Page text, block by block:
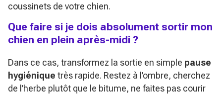
coussinets de votre chien.
Que faire si je dois absolument sortir mon
chien en plein après-midi ?
Dans ce cas, transformez la sortie en simple pause
hygiénique très rapide. Restez à l’ombre, cherchez
de l’herbe plutôt que le bitume, ne faites pas courir